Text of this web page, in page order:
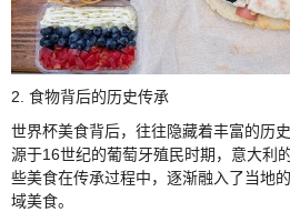
2. 食物背后的历史传承
世界杯美食背后，往往隐藏着丰富的历
源于16世纪的葡萄牙殖民时期，意大利
些美食在传承过程中，逐渐融入了当地
域美食。